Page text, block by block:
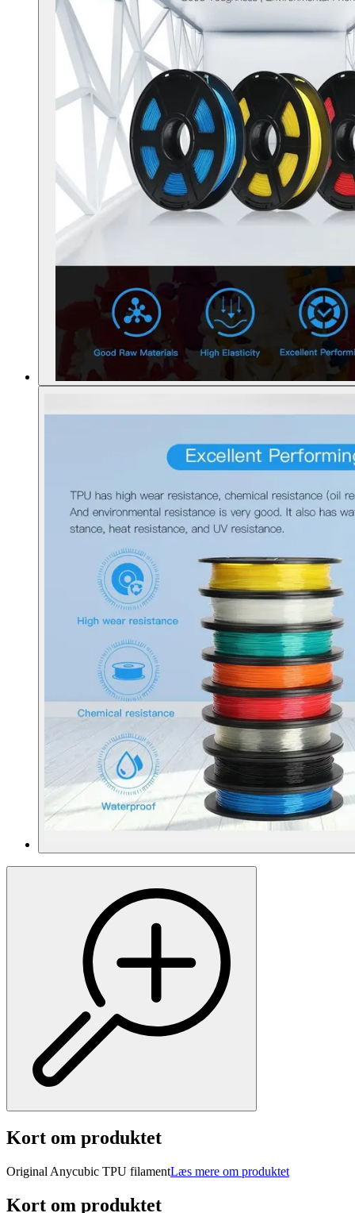
Kort om produktet
Original Anycubic TPU filamentLæs mere om produktet
Kort om produktet